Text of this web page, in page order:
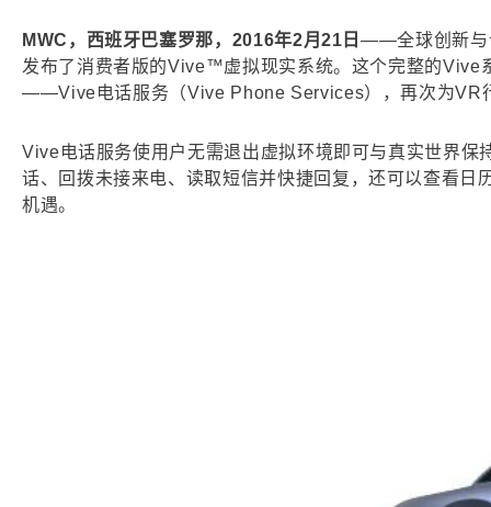
MWC，西班牙巴塞罗那，2016年2月21日——全球创新与
发布了消费者版的Vive™虚拟现实系统。这个完整的Vive
——Vive电话服务（Vive Phone Services），再次为VR
Vive电话服务使用户无需退出虚拟环境即可与真实世界
话、回拨未接来电、读取短信并快捷回复，还可以查看
机遇。